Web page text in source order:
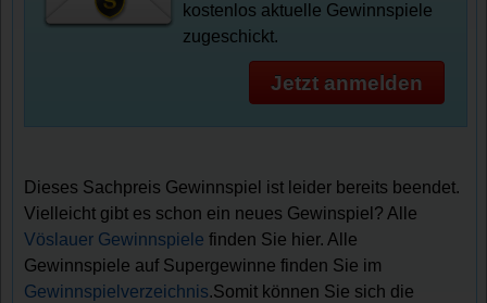
kostenlos aktuelle Gewinnspiele
zugeschickt.
Jetzt anmelden
Dieses Sachpreis Gewinnspiel ist leider bereits beendet.
Vielleicht gibt es schon ein neues Gewinspiel? Alle
Vöslauer Gewinnspiele finden Sie hier. Alle
Gewinnspiele auf Supergewinne finden Sie im
Gewinnspielverzeichnis.Somit können Sie sich die